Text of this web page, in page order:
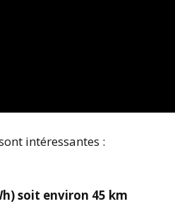
intéressantes :
soit environ 45 km